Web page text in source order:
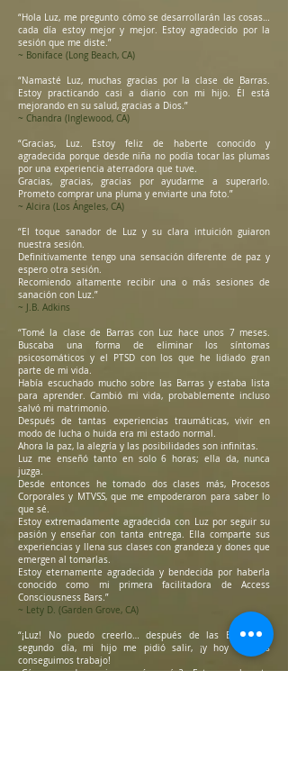
“Hola Luz, me pregunto cómo se desarrollarán las cosas…
cada día estoy mejor y mejor. Estoy agradecido por la
sesión que me diste.”
~ Boniface (Long Beach, CA)
“Namasté Luz, muchas gracias por la clase de Barras.
Estoy practicando casi a diario con mi hijo. Él está
mejorando en su salud, gracias a Dios.”
~ Chandra (Inglewood, CA)
“Gracias, Luz. Estoy feliz de haberte conocido y
agradecida porque desde niña no podía tocar las plumas
por una experiencia aterradora que tuve.
Gracias, gracias, gracias por ayudarme a superarlo.
Prometo comprar una pluma y enviarte una foto.”
~ Alcira (Los Ángeles, CA)
“El toque sanador de Luz y su clara intuición guiaron
nuestra sesión.
Definitivamente tengo una sensación diferente de paz y
espero otra sesión.
Recomiendo altamente recibir una o más sesiones de
sanación con Luz.”
~ J.B. Adkins
“Tomé la clase de Barras con Luz hace unos 7 meses.
Buscaba una forma de eliminar los síntomas
psicosomáticos y el PTSD con los que he lidiado gran
parte de mi vida.
Había escuchado mucho sobre las Barras y estaba lista
para aprender. Cambió mi vida, probablemente incluso
salvó mi matrimonio.
Después de tantas experiencias traumáticas, vivir en
modo de lucha o huida era mi estado normal.
Ahora la paz, la alegría y las posibilidades son infinitas.
Luz me enseñó tanto en solo 6 horas; ella da, nunca
juzga.
Desde entonces he tomado dos clases más, Procesos
Corporales y MTVSS, que me empoderaron para saber lo
que sé.
Estoy extremadamente agradecida con Luz por seguir su
pasión y enseñar con tanta entrega. Ella comparte sus
experiencias y llena sus clases con grandeza y dones que
emergen al tomarlas.
Estoy eternamente agradecida y bendecida por haberla
conocido como mi primera facilitadora de Access
Consciousness Bars.”
~ Lety D. (Garden Grove, CA)
“¡Luz! No puedo creerlo… después de las Barras, al
segundo día, mi hijo me pidió salir, ¡y hoy los dos
conseguimos trabajo!
¿Cómo puede mejorar aún más? Estoy realmente